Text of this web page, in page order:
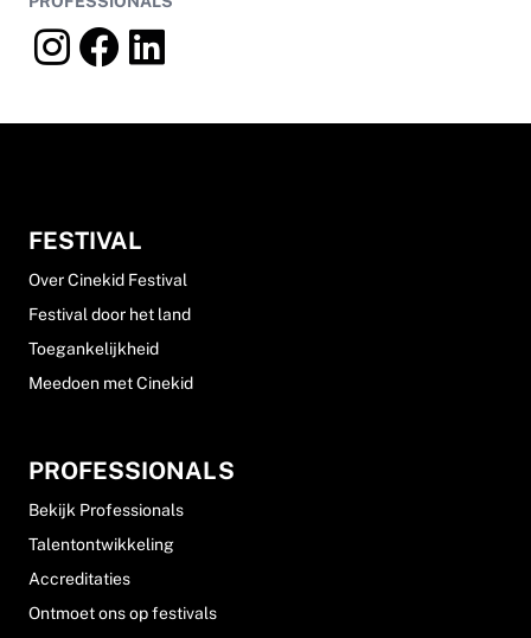
FESTIVAL
Over Cinekid Festival
Festival door het land
Toegankelijkheid
Meedoen met Cinekid
PROFESSIONALS
Bekijk Professionals
Talentontwikkeling
Accreditaties
Ontmoet ons op festivals